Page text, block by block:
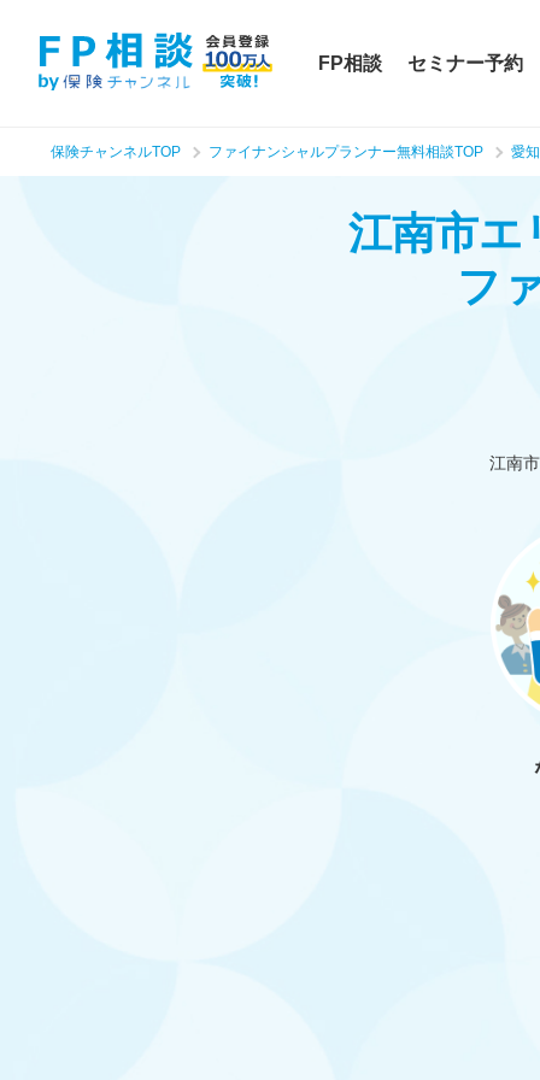
FP相談 セミナー予約
保険チャンネルTOP ファイナンシャルプランナー無料相談TOP 愛
江南市エ
フ
江南